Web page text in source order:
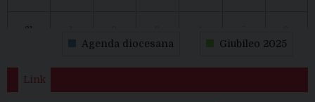
31
Agenda diocesana Giubileo 2025
Link